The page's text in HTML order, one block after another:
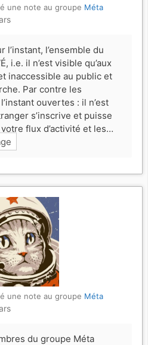
une note au groupe Méta
l’ensemble du
i.e. il n’est visible qu’aux
inaccessible au public et
Par contre les
ouvertes : il n’est
s’inscrive et puisse
flux d’activité et les…
une note au groupe Méta
du groupe Méta